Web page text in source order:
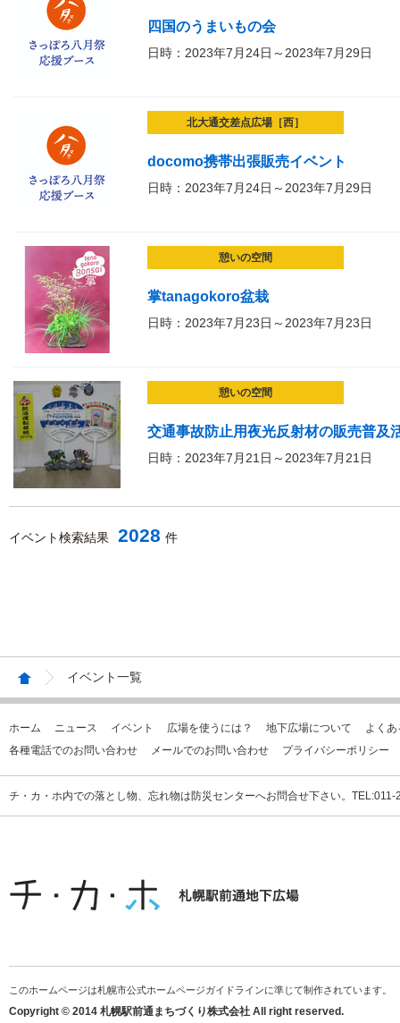
四国のうまいもの会
日時：2023年7月24日～2023年7月29日
北大通交差点広場［西］
docomo携帯出張販売イベント
日時：2023年7月24日～2023年7月29日
憩いの空間
掌tanagokoro盆栽
日時：2023年7月23日～2023年7月23日
憩いの空間
交通事故防止用夜光反射材の販売普及
日時：2023年7月21日～2023年7月21日
イベント検索結果 2028 件
イベント一覧
ホーム ニュース イベント 広場を使うには？ 地下広場について
よく
各種電話でのお問い合わせ
メールでのお問い合わせ プライバシーポリシー
チ・カ・ホ内での落とし物、忘れ物は防災センターへお問合せ下さい。
このホームページは札幌市公式ホームページガイドラインに準じて制作されています。
Copyright © 2014 札幌駅前通まちづくり株式会社 All right reserved.